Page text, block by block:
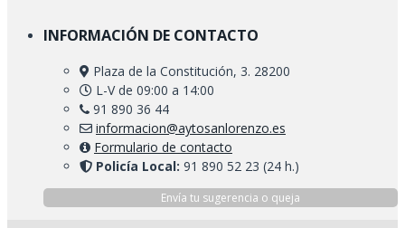
INFORMACIÓN DE CONTACTO
Plaza de la Constitución, 3. 28200
L-V de 09:00 a 14:00
91 890 36 44
informacion@aytosanlorenzo.es
Formulario de contacto
Policía Local: 91 890 52 23 (24 h.)
Envía tu sugerencia o queja